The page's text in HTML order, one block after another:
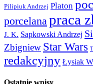
Pilipiuk Andrzej Platon
porcelana praca
J. K. Sapkowski Andrzej
Zbigniew Star Wars
redakcyjny Łysiak